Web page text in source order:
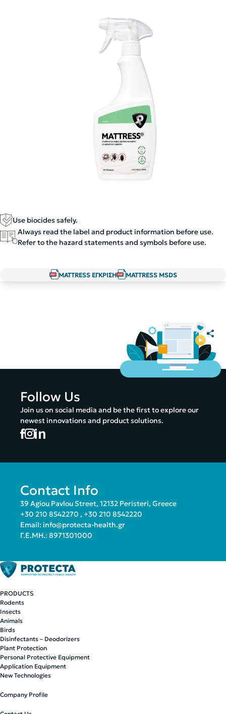
Use biocides safely.
Always read the label and product information before use.
Refer to the hazard statements and symbols before use.
MATTRESS ΕΓΚΡΙΣΗ MATTRESS MSDS
Follow Us
Join us on social media and be the first to explore our
newest innovations and product solutions.
Contact Info
39 Agiou Pavlou Street, 12132 Peristeri, Greece
+30 210 8542270 , +30 210 8542220
Email: info@protecta-health.gr
Γ.Ε.ΜΗ.: 8971301000
PRODUCTS
Rodents
Insects
Animals
Birds
Disinfectants – Deodorizers
Plant Protection
Personal Protective Equipment
Application Equipment
New Technologies
Company Profile